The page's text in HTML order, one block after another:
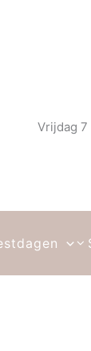
Vrijdag